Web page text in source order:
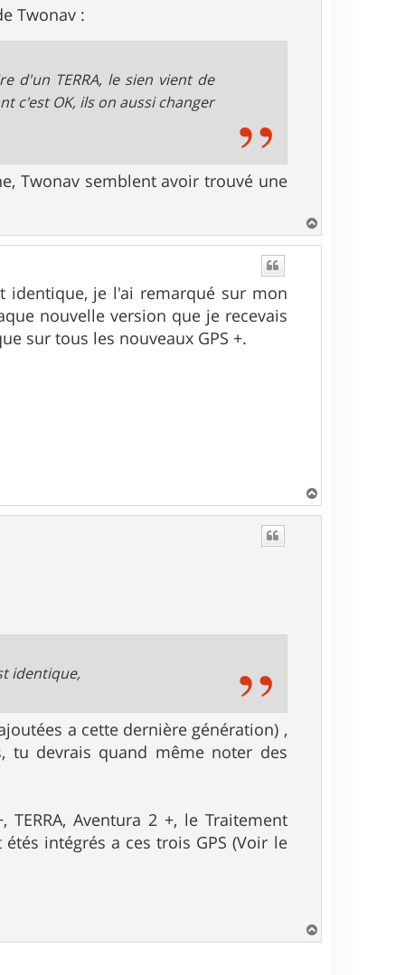
Twonav :
d'un TERRA, le sien vient de
c'est OK, ils on aussi changer
Twonav semblent avoir trouvé une
a
identique, je l'ai remarqué sur mon
nouvelle version que je recevais
sur tous les nouveaux GPS +.
a
identique,
a cette dernière génération) ,
devrais quand même noter des
Aventura 2 +, le Traitement
intégrés a ces trois GPS (Voir le
a